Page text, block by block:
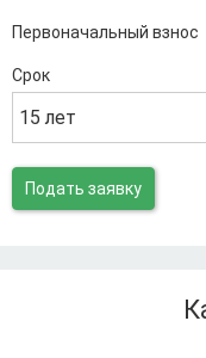
Первоначальный взнос
Срок
15 лет
Подать заявку